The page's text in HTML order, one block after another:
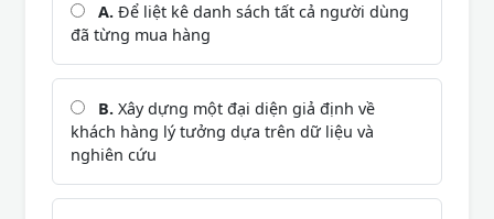
A. Để liệt kê danh sách tất cả người dùng
đã từng mua hàng
B. Xây dựng một đại diện giả định về
khách hàng lý tưởng dựa trên dữ liệu và
nghiên cứu